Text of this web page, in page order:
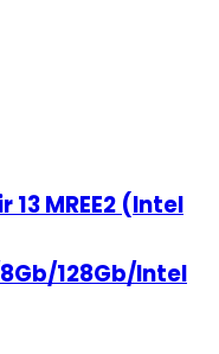
MREE2 (Intel
128Gb/Intel